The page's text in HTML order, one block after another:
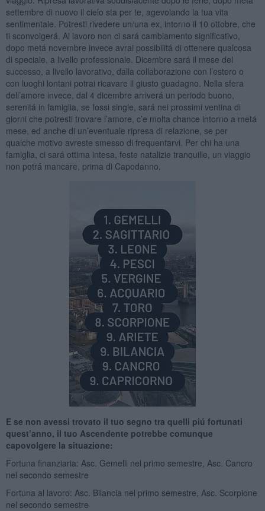
settembre di nuovo il cielo sta per te, agevolando la tua vita
sentimentale. Potresti rivedere un/una ex, intorno il 10 ottobre, che
ti sconvolgerá. Al lavoro non ci sará cambiamento significativo,
dopo metá novembre invece avrai possibilitá di ottenere qualcosa
di speciale, a livello professionale. Dicembre sará il mese del
successo, a livello lavorativo, dalla collaborazione con l’estero o
con luoghi lontani potrai ricavare il giusto guadagno. Nella sfera
dell’amore invece, dal 4 dicembre arriverá un periodo buono,
serenitá in famiglia, se fossi single, sará nei prossimi ventina di
giorni che potresti trovare l’amore, c’e molta chance intorno a metá
mese, ed anche di un’eventuale ripresa di relazione, se per
qualche motivo avreste smesso di frequentarvi. Per chi ha una
famiglia, ci sará ottima intesa, feste natalizie tranquille, un viaggio
non potrá mancare, prima di Capodanno.
E se non avessi trovato il tuo segno tra quelli piú fortunati
quest’anno, il tuo Ascendente potrebbe comunque
capovolgere la situazione:
Fortuna finanziaria: Asc. Gemelli nel primo semestre, Asc. Cancro
nel secondo semestre
Fortuna al lavoro: Asc. Bilancia nel primo semestre, Asc. Scorpione
nel secondo semestre